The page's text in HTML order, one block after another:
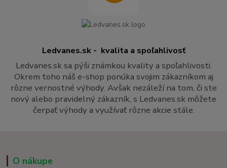
Ledvanes.sk - kvalita a spoľahlivosť
Ledvanes.sk sa pýši známkou kvality a spoľahlivosti.
Okrem toho náš e-shop ponúka svojim zákazníkom aj
rôzne vernostné výhody. Avšak nezáleží na tom, či ste
nový alebo pravidelný zákazník, s Ledvanes.sk môžete
čerpať výhody a využívať rôzne akcie stále.
O nákupe